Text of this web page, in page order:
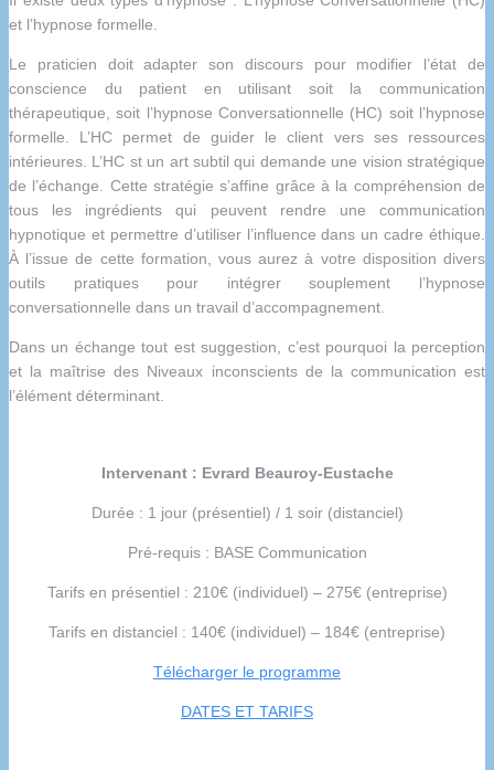
et l’hypnose formelle.
Le praticien doit adapter son discours pour modifier l’état de
conscience du patient en utilisant soit la communication
thérapeutique, soit l’hypnose Conversationnelle (HC) soit l’hypnose
formelle. L’HC permet de guider le client vers ses ressources
intérieures. L’HC st un art subtil qui demande une vision stratégique
de l’échange. Cette stratégie s’affine grâce à la compréhension de
tous les ingrédients qui peuvent rendre une communication
hypnotique et permettre d’utiliser l’influence dans un cadre éthique.
À l’issue de cette formation, vous aurez à votre disposition divers
outils pratiques pour intégrer souplement l’hypnose
conversationnelle dans un travail d’accompagnement.
Dans un échange tout est suggestion, c’est pourquoi la perception
et la maîtrise des Niveaux inconscients de la communication est
l’élément déterminant.
Intervenant : Evrard Beauroy-Eustache
Durée : 1 jour (présentiel) / 1 soir (distanciel)
Pré-requis : BASE Communication
Tarifs en présentiel : 210€ (individuel) – 275€ (entreprise)
Tarifs en distanciel : 140€ (individuel) – 184€ (entreprise)
Télécharger le programme
DATES ET TARIFS